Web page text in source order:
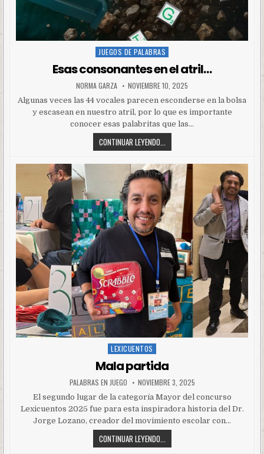
Posted
JUEGOS DE PALABRAS
Esas consonantes en el atril…
NORMA GARZA NOVIEMBRE 10, 2025
Algunas veces las 44 vocales parecen esconderse en la bolsa
y escasean en nuestro atril, por lo que es importante
conocer esas palabritas que las…
CONTINUAR LEYENDO...
Posted
in
LEXICUENTOS
Mala partida
PALABRAS EN JUEGO NOVIEMBRE 3, 2025
El segundo lugar de la categoría Mayor del concurso
Lexicuentos 2025 fue para esta inspiradora historia del Dr.
Jorge Lozano, creador del movimiento escolar con…
CONTINUAR LEYENDO...